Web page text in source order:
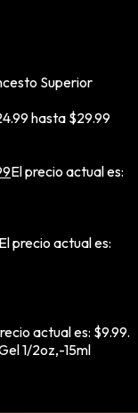
Superior
hasta $29.99
El precio actual es:
El precio actual es:
actual es: $9.99.
1/2oz,-15ml